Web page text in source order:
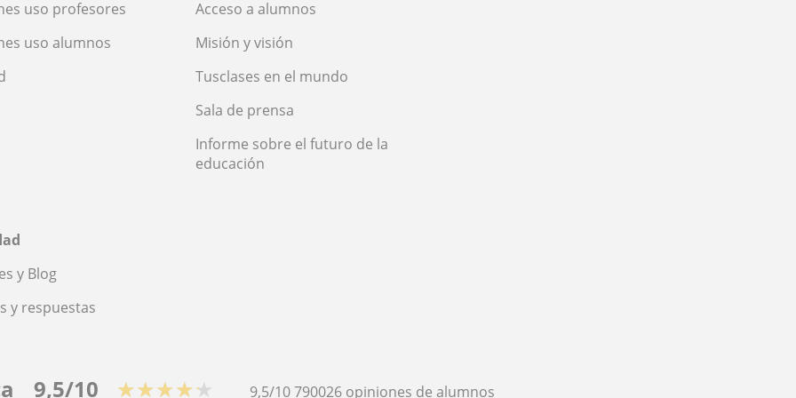
uso profesores
uso alumnos
Acceso a alumnos
Misión y visión
Tusclases en el mundo
Sala de prensa
Informe sobre el futuro de la
educación
y Blog
y respuestas
9,5/10 ★★★★★ 9,5/10790026 opiniones de alumnos